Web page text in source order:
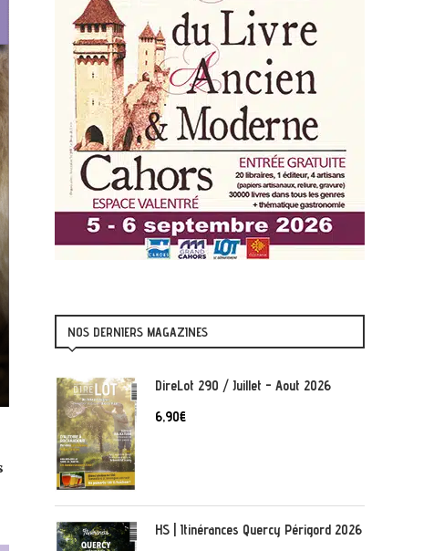
NOS DERNIERS MAGAZINES
DireLot 290 / Juillet - Aout 2026
6,90€
HS | Itinérances Quercy Périgord 2026